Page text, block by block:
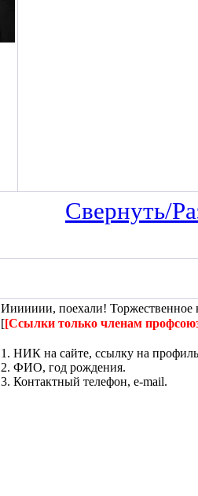
Свернуть/
Иииииии, поехали! Торжественное
[[Ссылки только членам
1. НИК на сайте, ссылку на
2. ФИО, год рождения.
3. Контактный телефон, e-mail.